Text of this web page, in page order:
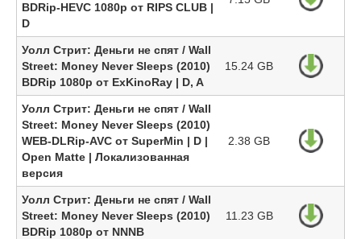
BDRip-HEVC 1080p от RIPS CLUB |
D
Уолл Стрит: Деньги не спят / Wall
Street: Money Never Sleeps (2010)
BDRip 1080p от ExKinoRay | D, A
15.24 GB
Уолл Стрит: Деньги не спят / Wall
Street: Money Never Sleeps (2010)
WEB-DLRip-AVC от SuperMin | D |
Open Matte | Локализованная
версия
2.38 GB
Уолл Стрит: Деньги не спят / Wall
Street: Money Never Sleeps (2010)
BDRip 1080p от NNNB
11.23 GB